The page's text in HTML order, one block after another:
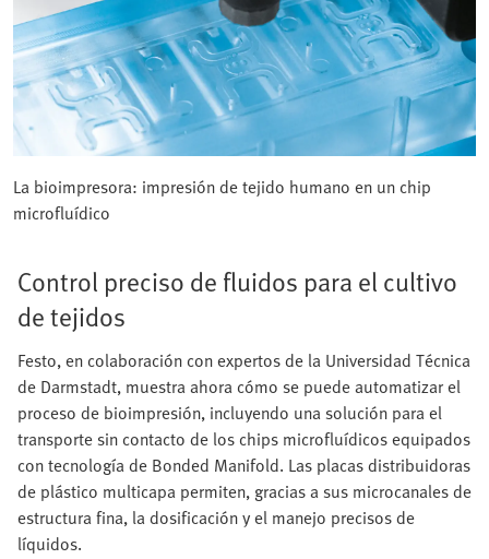
La bioimpresora: impresión de tejido humano en un chip
microfluídico
Control preciso de fluidos para el cultivo
de tejidos
Festo, en colaboración con expertos de la Universidad Técnica
de Darmstadt, muestra ahora cómo se puede automatizar el
proceso de bioimpresión, incluyendo una solución para el
transporte sin contacto de los chips microfluídicos equipados
con tecnología de Bonded Manifold. Las placas distribuidoras
de plástico multicapa permiten, gracias a sus microcanales de
estructura fina, la dosificación y el manejo precisos de
líquidos.